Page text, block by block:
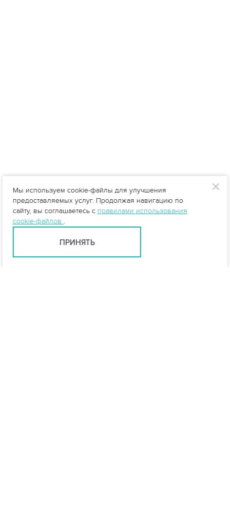
Мы используем cookie-файлы для улучшения
предоставляемых услуг. Продолжая навигацию по
сайту, вы соглашаетесь с правилами использования
cookie-файлов .
ПРИНЯТЬ